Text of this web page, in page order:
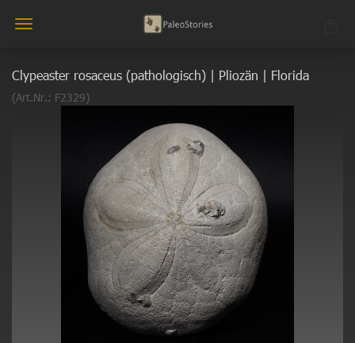
Clypeaster rosaceus (pathologisch) | Pliozän | Florida
(Art.Nr.: F2329)